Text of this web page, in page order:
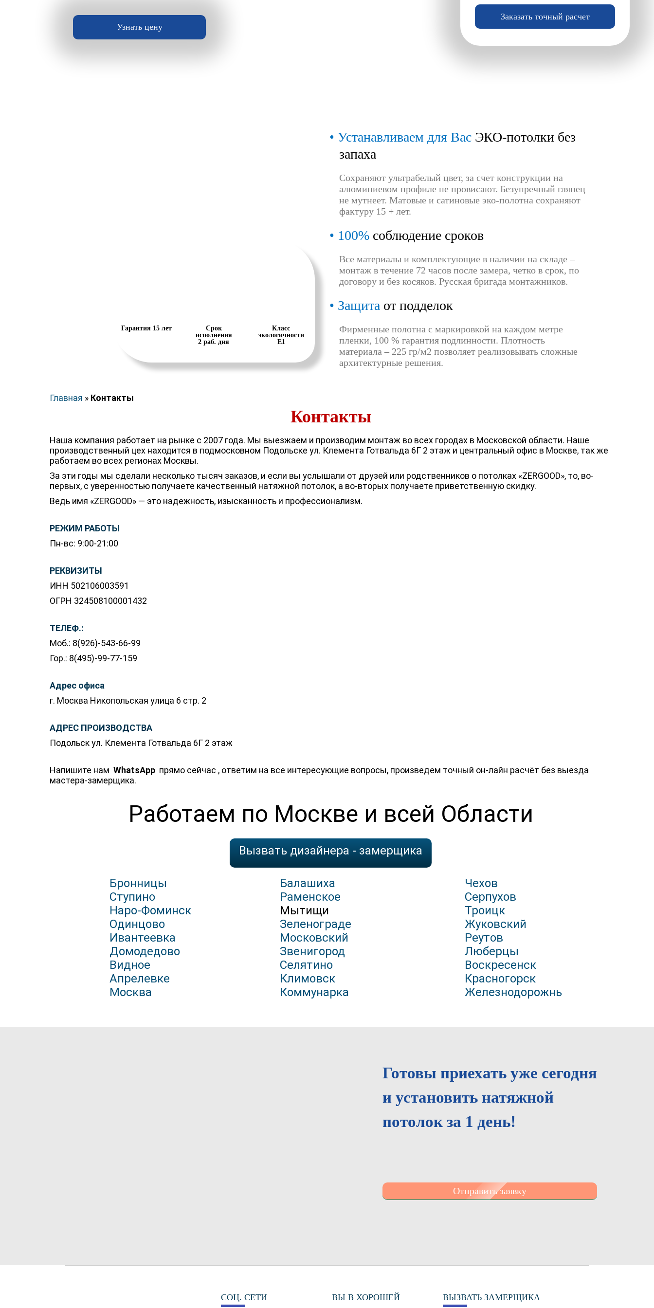
Заказать точный расчет
Узнать цену
Гарантия 15 лет
Срок
исполнения
2 раб. дня
Класс
экологичности
Е1
Устанавливаем для Вас ЭКО-потолки без
запаха
Сохраняют ультрабелый цвет, за счет конструкции на
алюминиевом профиле не провисают. Безупречный глянец
не мутнеет. Матовые и сатиновые эко-полотна сохраняют
фактуру 15 + лет.
100% соблюдение сроков
Все материалы и комплектующие в наличии на складе –
монтаж в течение 72 часов после замера, четко в срок, по
договору и без косяков. Русская бригада монтажников.
Защита от подделок
Фирменные полотна с маркировкой на каждом метре
пленки, 100 % гарантия подлинности. Плотность
материала – 225 гр/м2 позволяет реализовывать сложные
архитектурные решения.
Главная » Контакты
Контакты
Наша компания работает на рынке с 2007 года. Мы выезжаем и производим монтаж во всех городах в Московской области. Наше
производственный цех находится в подмосковном Подольске ул. Клемента Готвальда 6Г 2 этаж и центральный офис в Москве, так же
работаем во всех регионах Москвы.
За эти годы мы сделали несколько тысяч заказов, и если вы услышали от друзей или родственников о потолках «ZERGOOD», то, во-
первых, с уверенностью получаете качественный натяжной потолок, а во-вторых получаете приветственную скидку.
Ведь имя «ZERGOOD» — это надежность, изысканность и профессионализм.
РЕЖИМ РАБОТЫ
Пн-вс: 9:00-21:00
РЕКВИЗИТЫ
ИНН 502106003591
ОГРН 324508100001432
ТЕЛЕФ.:
Моб.: 8(926)-543-66-99
Гор.: 8(495)-99-77-159
Адрес офиса
г. Москва Никопольская улица 6 стр. 2
АДРЕС ПРОИЗВОДСТВА
Подольск ул. Клемента Готвальда 6Г 2 этаж
Напишите нам WhatsApp прямо сейчас , ответим на все интересующие вопросы, произведем точный он-лайн расчёт без выезда
мастера-замерщика.
Работаем по Москве и всей Области
Вызвать дизайнера - замерщика
Бронницы Балашиха
Чехов
Ступино
Раменское
Серпухов
Наро-Фоминск
Мытищи
Троицк
Одинцово
Зеленограде
Жуковский
Ивантеевка
Московский
Реутов
Домодедово
Звенигород
Люберцы
Видное
Селятино
Воскресенск
Апрелевке
Климовск
Красногорск
Москва
Коммунарка Железнодорожный
Готовы приехать уже сегодня
и установить натяжной
потолок за 1 день!
Отправить заявку
СОЦ. СЕТИ
ВЫ В ХОРОШЕЙ
ВЫЗВАТЬ ЗАМЕРЩИКА